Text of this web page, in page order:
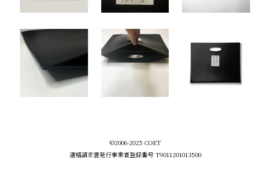
©2006-2025 COET
適格請求書発行事業者登録番号 T9011201013500